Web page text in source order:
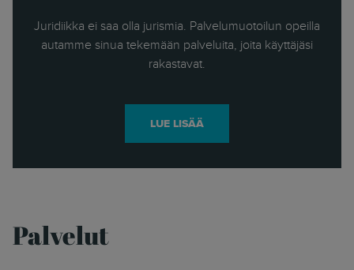
Juridiikka ei saa olla jurismia. Palvelumuotoilun opeilla
autamme sinua tekemään palveluita, joita käyttäjäsi
rakastavat.
LUE LISÄÄ
Palvelut